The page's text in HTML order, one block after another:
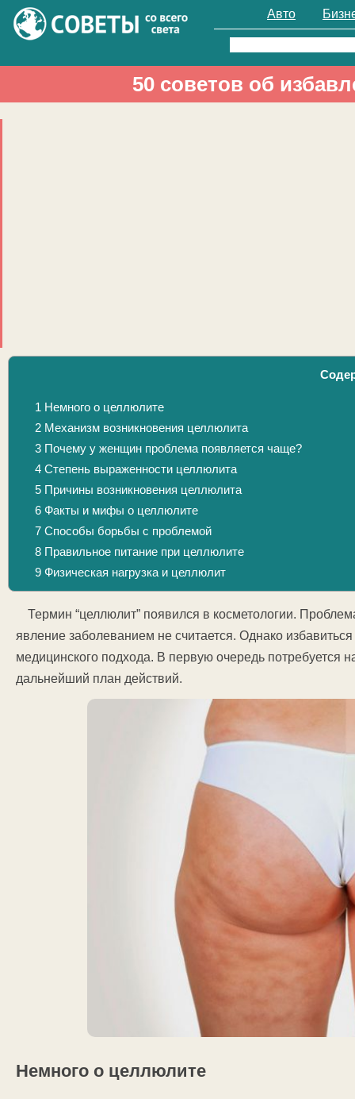
Авто
Найти:
50 советов об
1 Немного о целлюлите
2Механизм возникновения целлюлита
3Почему у женщин проблема появляется чаще?
4Степень выраженности целлюлита
5Причины возникновения целлюлита
6Факты и мифы о целлюлите
7Способы борьбы с проблемой
8Правильное питание при целлюлите
9Физическая нагрузка и целлюлит
Термин “целлюлит” появился в косметологии.
явление заболеванием не считается. Однако
медицинского подхода. В первую очередь потребуется
дальнейший план действий.
Немного о целлюлите